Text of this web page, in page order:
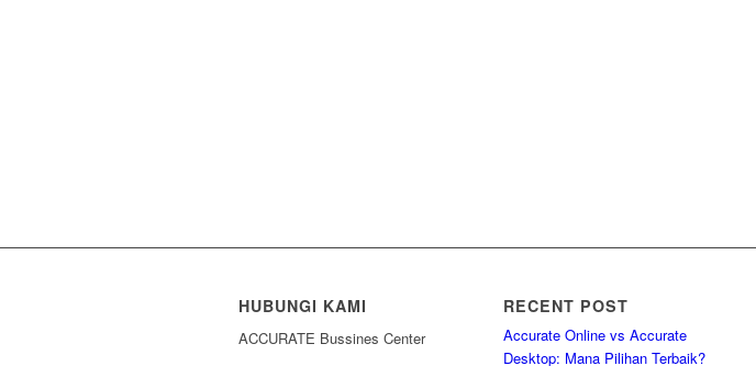
HUBUNGI KAMI
ACCURATE Bussines Center
RECENT POST
Accurate Online vs Accurate
Desktop: Mana Pilihan Terbaik?